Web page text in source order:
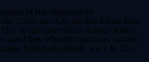
ist eine obligatorische
der Crypto.com App, die dem Schutz Ihres
an eine neue externe Adresse senden
zuerst Ihrer Whitelist hinzufügen und den
Sicherheitsmethode, wie z. B. 2FA,